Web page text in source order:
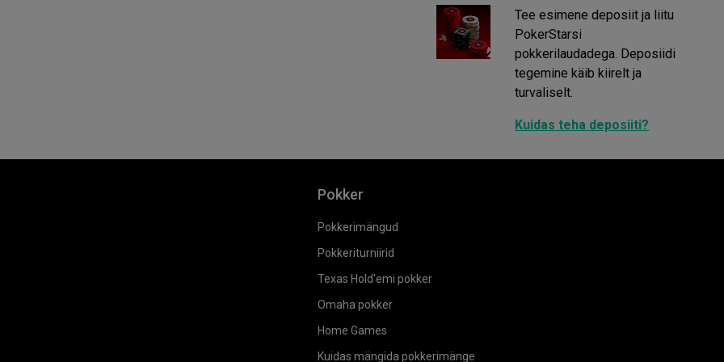
Tee esimene deposiit ja liitu
PokerStarsi
pokkerilaudadega. Deposiidi
tegemine käib kiirelt ja
turvaliselt.
Kuidas teha deposiiti?
Pokker
Pokkerimängud
Pokkeriturniirid
Texas Hold'emi pokker
Omaha pokker
Home Games
Kuidas mängida pokkerimänge